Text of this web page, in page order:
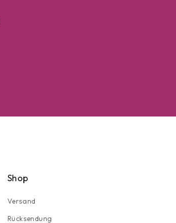
Shop
Versand
Rücksendung